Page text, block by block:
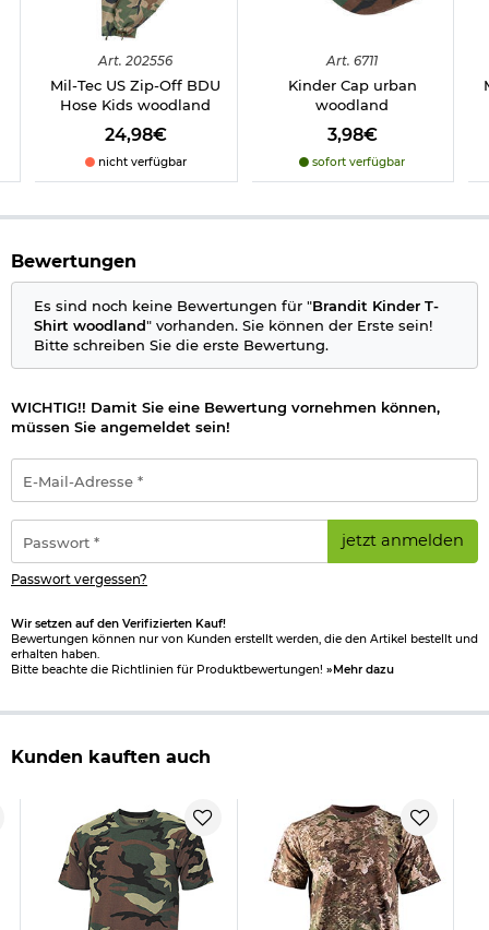
Art. 202556
Mil-Tec US Zip-Off BDU
Hose Kids woodland
24,98€
nicht verfügbar
Art. 6711
Kinder Cap urban
woodland
3,98€
sofort verfügbar
Bewertungen
Es sind noch keine Bewertungen für "Brandit Kinder T-
Shirt woodland" vorhanden. Sie können der Erste sein!
Bitte schreiben Sie die erste Bewertung.
WICHTIG!! Damit Sie eine Bewertung vornehmen können,
müssen Sie angemeldet sein!
Mail-
Adresse
*
jetzt anmelden
Passwort vergessen?
Wir setzen auf den Verifizierten Kauf!
Bewertungen können nur von Kunden erstellt werden, die den Artikel bestellt und
erhalten haben.
Bitte beachte die Richtlinien für Produktbewertungen! »Mehr dazu
Kunden kauften auch